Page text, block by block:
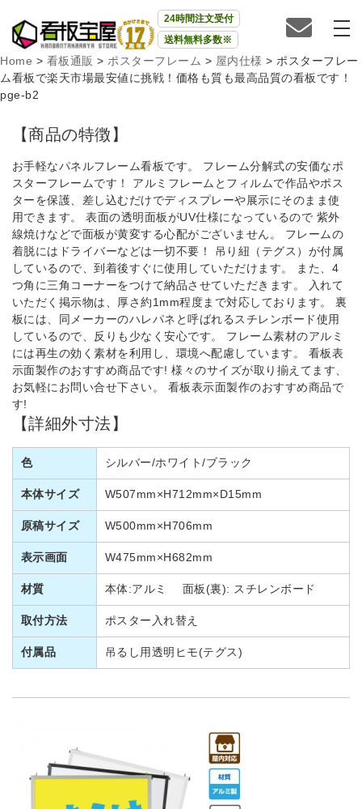
24時間注文受付
送料無料多数※
Home > 看板通販 > ポスターフレーム > 屋内仕様 > ポスターフレー
ム看板で楽天市場最安値に挑戦！価格も質も最高品質の看板です！
pge-b2
【商品の特徴】
お手軽なパネルフレーム看板です。 フレーム分解式の安価なポ
スターフレームです！ アルミフレームとフィルムで作品やポス
ターを保護、差し込むだけでディスプレーや展示にそのまま使
用できます。 表面の透明面板がUV仕様になっているので 紫外
線焼けなどで面板が黄変する心配がございません。 フレームの
着脱にはドライバーなどは一切不要！ 吊り紐（テグス）が付属
しているので、到着後すぐに使用していただけます。 また、4
つ角に三角コーナーをつけて納品させていただきます。 入れて
いただく掲示物は、厚さ約1mm程度まで対応しております。 裏
板には、同メーカーのハレパネと呼ばれるスチレンボード使用
しているので、反りも少なく安心です。 フレーム素材のアルミ
には再生の効く素材を利用し、環境へ配慮しています。 看板表
示面製作のおすすめ商品です! 様々のサイズが取り揃えてます、
お気軽にお問い合せ下さい。 看板表示面製作のおすすめ商品で
す!
【詳細外寸法】
色 シルバー/ホワイト/ブラック
本体サイズ W507mm×H712mm×D15mm
原稿サイズ W500mm×H706mm
表示画面 W475mm×H682mm
材質 本体:アルミ 面板(裏): スチレンボード
取付方法 ポスター入れ替え
付属品 吊るし用透明ヒモ(テグス)